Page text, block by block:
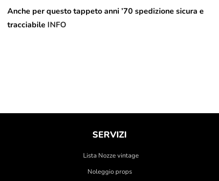
Anche per questo tappeto anni ’70 spedizione sicura e
tracciabile INFO
SERVIZI
Lista Nozze vintage
Noleggio props